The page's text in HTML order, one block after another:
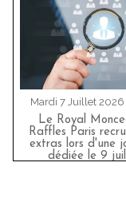
Mardi 7 Juillet 2026
Le Royal
Raffles Paris
extras lors d'une
dédiée le 9